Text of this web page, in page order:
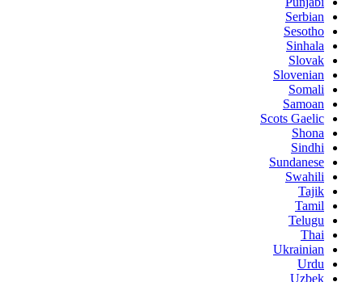
Serbian
Sesotho
Sinhala
Slovak
Slovenian
Somali
Samoan
Scots Gaelic
Shona
Sindhi
Sundanese
Swahili
Tajik
Tamil
Telugu
Thai
Ukrainian
Urdu
Uzbek